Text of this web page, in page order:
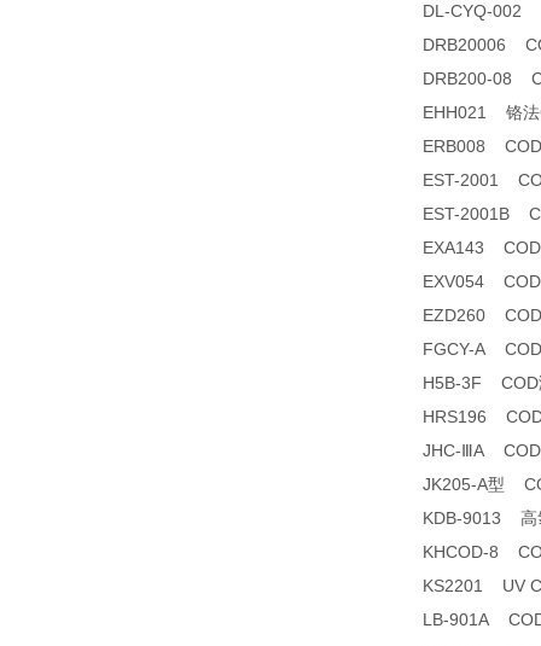
DL-CYQ-002
DRB20006
DRB200-08
EHH021 铬法
ERB008 COD
EST-2001
EST-2001B
EXA143 COD
EXV054 COD
EZD260
FGCY-A
H5B-3F COD
HRS196
JHC-ⅢA COD
JK205-A型
KDB-9013 高
KHCOD-8
KS2201 UV
LB-901A